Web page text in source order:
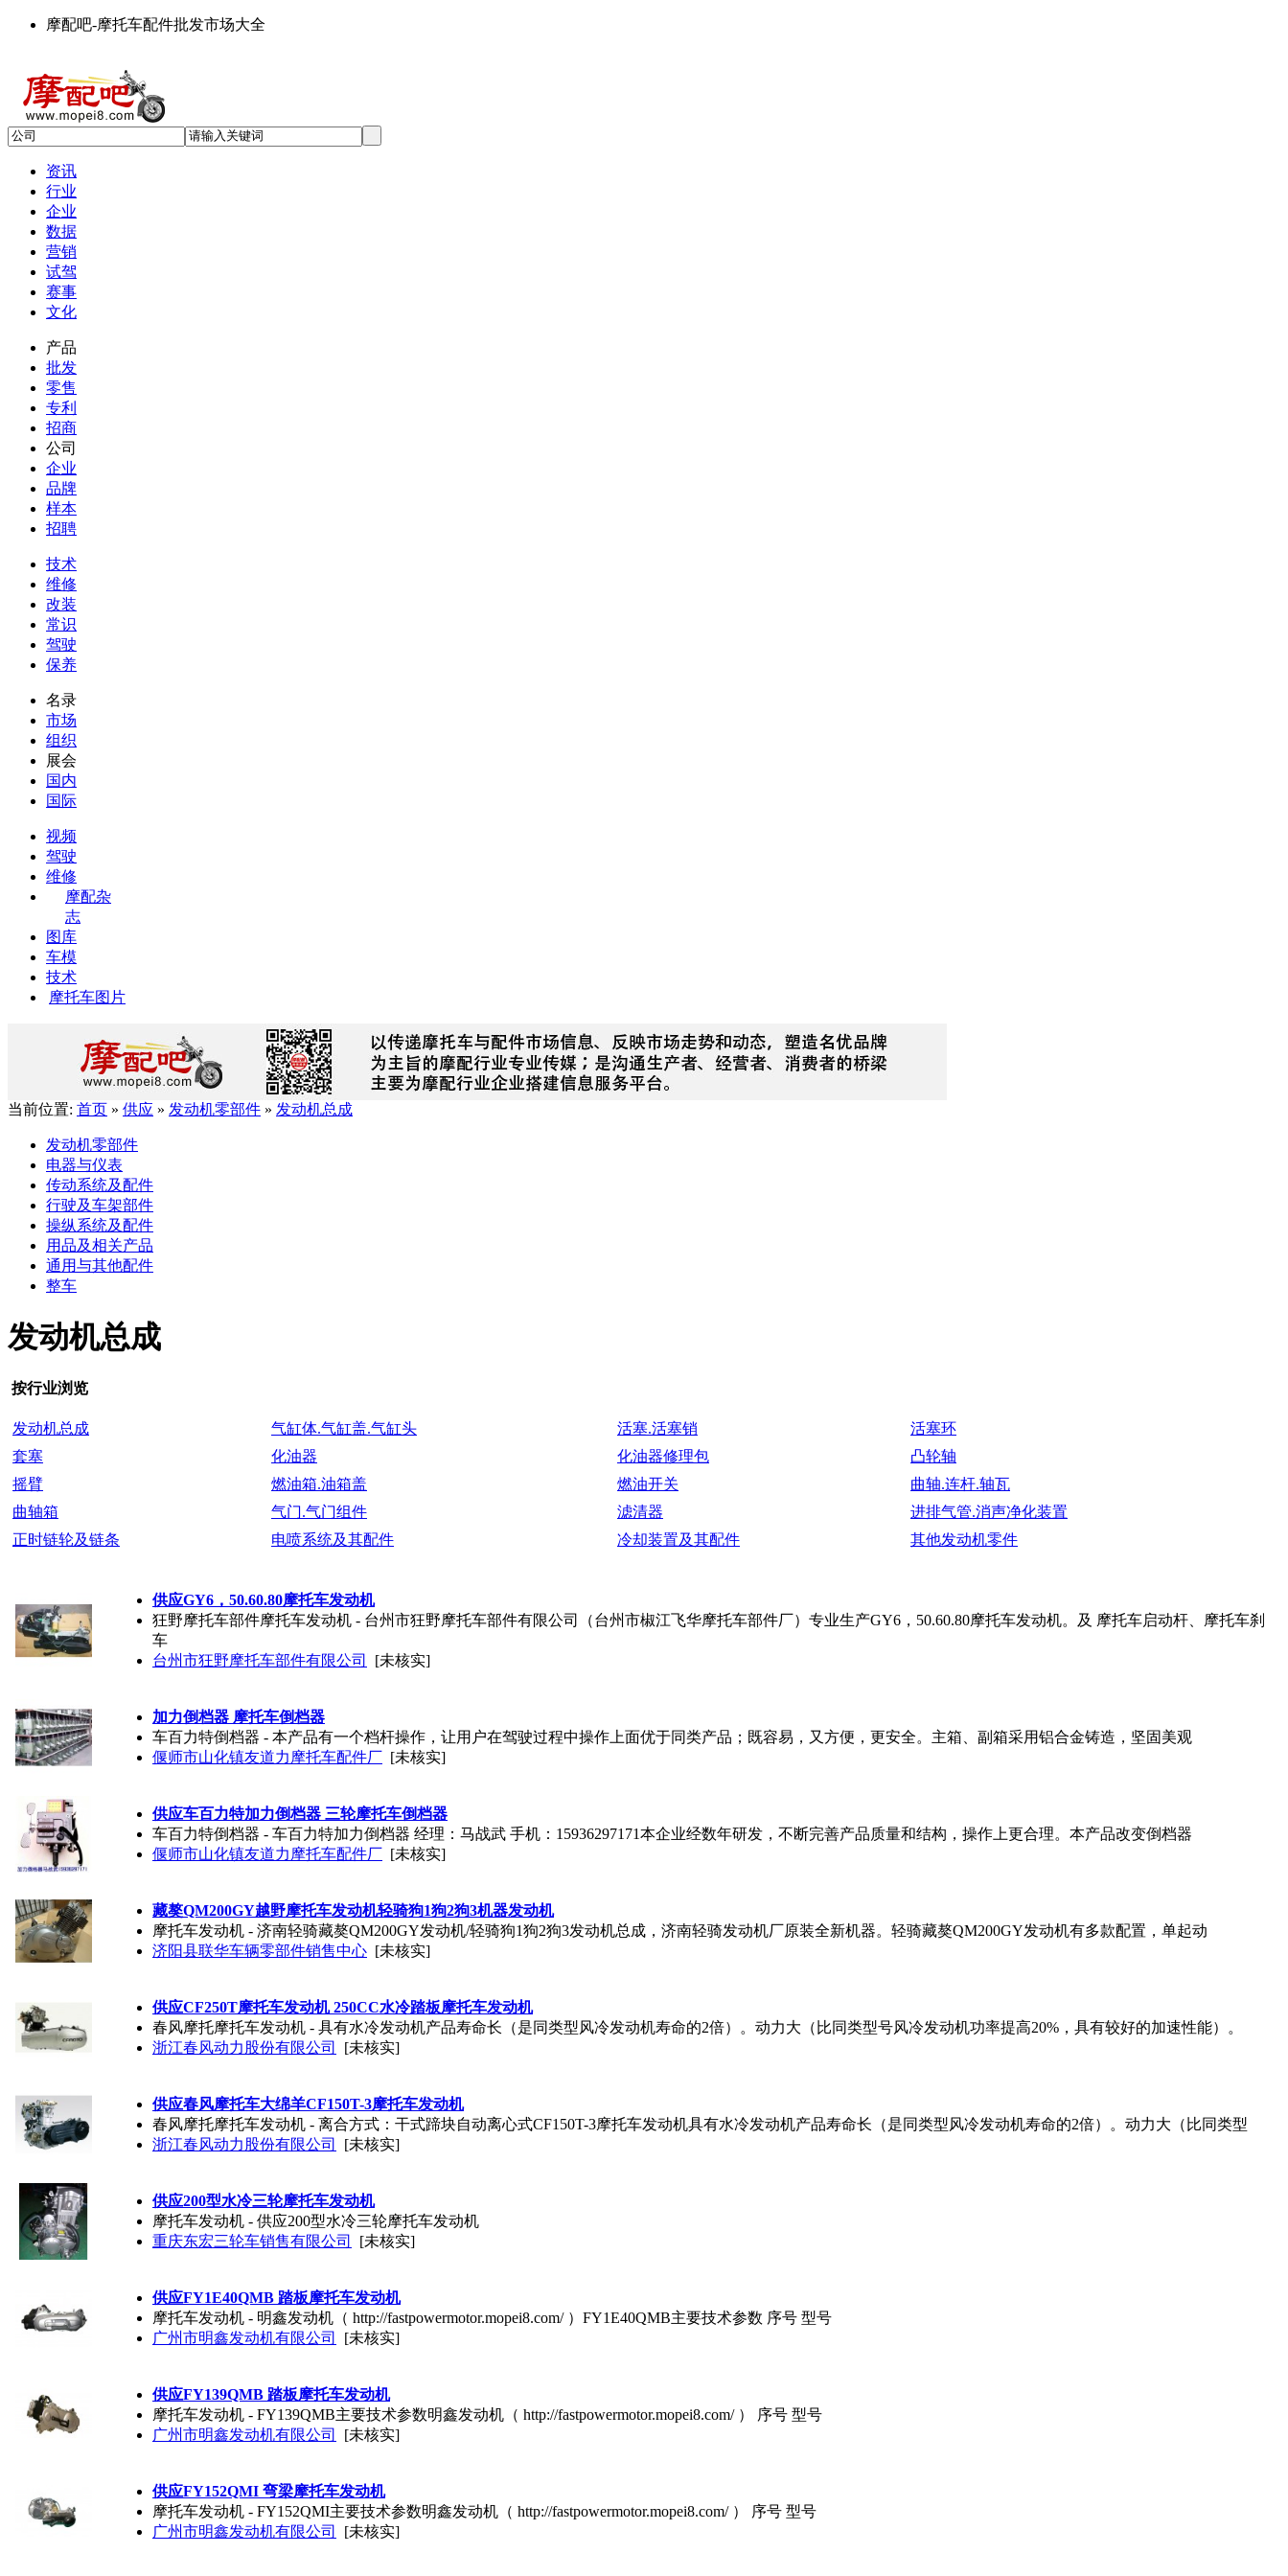
摩配吧-摩托车配件批发市场大全
资讯
行业
企业
数据
营销
试驾
赛事
文化
产品
批发
零售
专利
招商
公司
企业
品牌
样本
招聘
技术
维修
改装
常识
驾驶
保养
名录
市场
组织
展会
国内
国际
视频
驾驶
维修
摩配杂
志
图库
车模
技术
摩托车图片
当前位置: 首页 » 供应 » 发动机零部件 » 发动机总成
发动机零部件
电器与仪表
传动系统及配件
行驶及车架部件
操纵系统及配件
用品及相关产品
通用与其他配件
整车
发动机总成
按行业浏览
发动机总成 气缸体.气缸盖.气缸头 活塞.活塞销
活塞环
套塞
化油器 化油器修理包
凸轮轴
摇臂
燃油箱.油箱盖 燃油开关
曲轴.连杆.轴瓦
曲轴箱
气门.气门组件 滤清器
进排气管.消声净化装置
正时链轮及链条
电喷系统及其配件 冷却装置及其配件 其他发动机零件
供应GY6，50.60.80摩托车发动机
狂野摩托车部件摩托车发动机 - 台州市狂野摩托车部件有限公司（台州市椒江飞华摩托车部件厂）专业生产GY6，50.60.80摩托车发动机。及 摩托车启动杆、摩托车刹
车
台州市狂野摩托车部件有限公司
[未核实]
加力倒档器 摩托车倒档器
车百力特倒档器 - 本产品有一个档杆操作，让用户在驾驶过程中操作上面优于同类产品；既容易，又方便，更安全。主箱、副箱采用铝合金铸造，坚固美观
偃师市山化镇友道力摩托车配件厂 [未核实]
供应车百力特加力倒档器 三轮摩托车倒档器
车百力特倒档器 - 车百力特加力倒档器 经理：马战武 手机：15936297171本企业经数年研发，不断完善产品质量和结构，操作上更合理。本产品改变倒档器
偃师市山化镇友道力摩托车配件厂 [未核实]
藏獒QM200GY越野摩托车发动机轻骑狗1狗2狗3机器发动机
摩托车发动机 - 济南轻骑藏獒QM200GY发动机/轻骑狗1狗2狗3发动机总成，济南轻骑发动机厂原装全新机器。轻骑藏獒QM200GY发动机有多款配置，单起动
济阳县联华车辆零部件销售中心 [未核实]
供应CF250T摩托车发动机 250CC水冷踏板摩托车发动机
春风摩托摩托车发动机 - 具有水冷发动机产品寿命长（是同类型风冷发动机寿命的2倍）。动力大（比同类型号风冷发动机功率提高20%，具有较好的加速性能）。
浙江春风动力股份有限公司
[未核实]
供应春风摩托车大绵羊CF150T-3摩托车发动机
春风摩托摩托车发动机 - 离合方式：干式蹄块自动离心式CF150T-3摩托车发动机具有水冷发动机产品寿命长（是同类型风冷发动机寿命的2倍）。动力大（比同类型
浙江春风动力股份有限公司
[未核实]
供应200型水冷三轮摩托车发动机
摩托车发动机 - 供应200型水冷三轮摩托车发动机
重庆东宏三轮车销售有限公司
[未核实]
供应FY1E40QMB 踏板摩托车发动机
摩托车发动机 - 明鑫发动机（ http://fastpowermotor.mopei8.com/ ）FY1E40QMB主要技术参数 序号 型号
广州市明鑫发动机有限公司
[未核实]
供应FY139QMB 踏板摩托车发动机
摩托车发动机 - FY139QMB主要技术参数明鑫发动机（ http://fastpowermotor.mopei8.com/ ） 序号 型号
广州市明鑫发动机有限公司
[未核实]
供应FY152QMI 弯梁摩托车发动机
摩托车发动机 - FY152QMI主要技术参数明鑫发动机（ http://fastpowermotor.mopei8.com/ ） 序号 型号
广州市明鑫发动机有限公司
[未核实]